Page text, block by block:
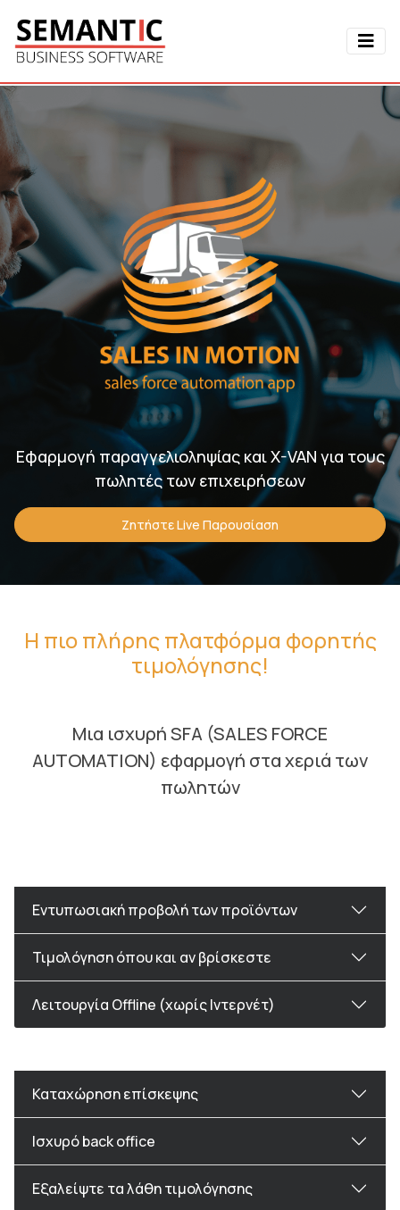
Εφαρμογή παραγγελιοληψίας και X-VAN για τους
πωλητές των επιχειρήσεων
Ζητήστε Live Παρουσίαση
Η πιο πλήρης πλατφόρμα φορητής
τιμολόγησης!
Μια ισχυρή SFA (SALES FORCE
AUTOMATION) εφαρμογή στα χεριά των
πωλητών
Εντυπωσιακή προβολή των προϊόντων
Τιμολόγηση όπου και αν βρίσκεστε
Λειτουργία Offline (χωρίς Ιντερνέτ)
Καταχώρηση επίσκεψης
Ισχυρό back office
Εξαλείψτε τα λάθη τιμολόγησης